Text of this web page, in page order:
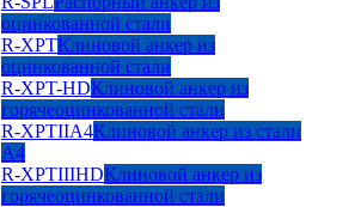
оцинкованной стали
R-XPTКлиновой анкер из
оцинкованной стали
R-XPT-HDКлиновой анкер из
горячеоцинкованной стали
R-XPTIIA4Клиновой анкер из стали
А4
R-XPTIIIHDКлиновой анкер из
горячеоцинкованной стали